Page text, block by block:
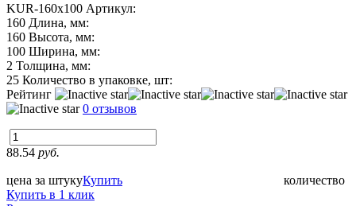
KUR-160х100 Артикул:
160 Длина, мм:
160 Высота, мм:
100 Ширина, мм:
2 Толщина, мм:
25 Количество в упаковке, шт:
Рейтинг
0 отзывов
88.54 руб.
цена за штуку количество
Купить
Купить в 1 клик